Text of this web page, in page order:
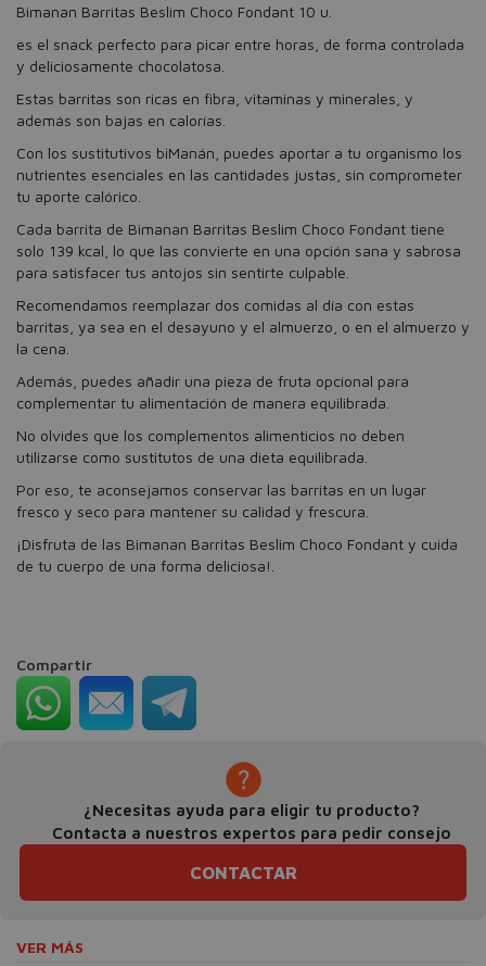
Bimanan Barritas Beslim Choco Fondant 10 u.
es el snack perfecto para picar entre horas, de forma controlada
y deliciosamente chocolatosa.
Estas barritas son ricas en fibra, vitaminas y minerales, y
además son bajas en calorías.
Con los sustitutivos biManán, puedes aportar a tu organismo los
nutrientes esenciales en las cantidades justas, sin comprometer
tu aporte calórico.
Cada barrita de Bimanan Barritas Beslim Choco Fondant tiene
solo 139 kcal, lo que las convierte en una opción sana y sabrosa
para satisfacer tus antojos sin sentirte culpable.
Recomendamos reemplazar dos comidas al día con estas
barritas, ya sea en el desayuno y el almuerzo, o en el almuerzo y
la cena.
Además, puedes añadir una pieza de fruta opcional para
complementar tu alimentación de manera equilibrada.
No olvides que los complementos alimenticios no deben
utilizarse como sustitutos de una dieta equilibrada.
Por eso, te aconsejamos conservar las barritas en un lugar
fresco y seco para mantener su calidad y frescura.
¡Disfruta de las Bimanan Barritas Beslim Choco Fondant y cuida
de tu cuerpo de una forma deliciosa!.
Compartir
¿Necesitas ayuda para eligir tu producto?
Contacta a nuestros expertos para pedir consejo
CONTACTAR
VER MÁS